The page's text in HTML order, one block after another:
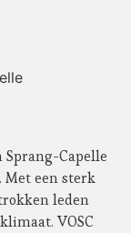
Sprang-Capelle
Met een sterk
leden
VOSC